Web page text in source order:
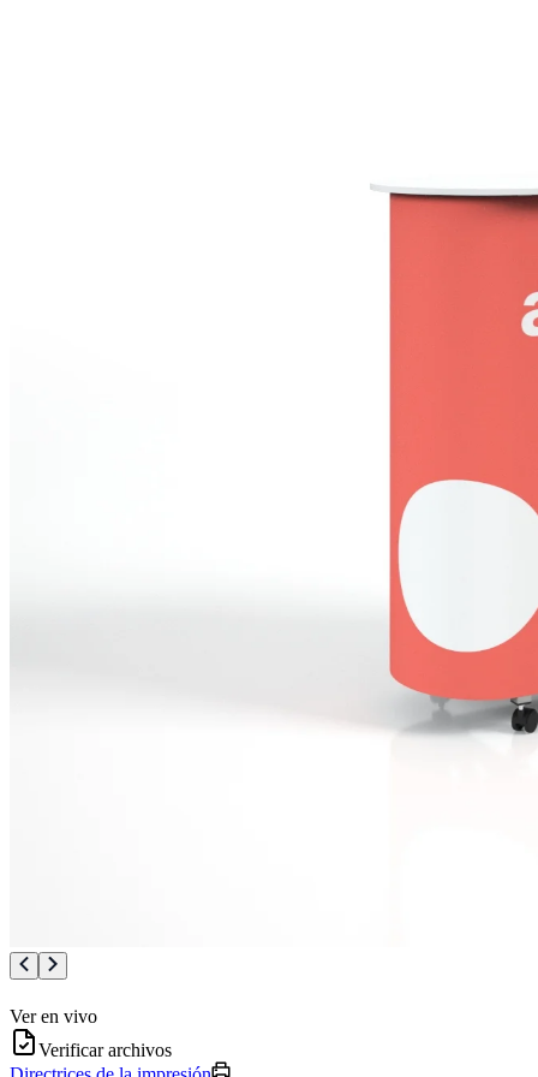
Ver en vivo
Verificar archivos